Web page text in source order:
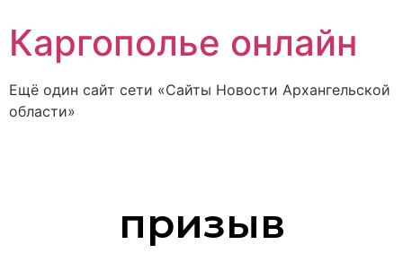
Каргополье онлайн
Ещё один сайт сети «Сайты Новости Архангельской
области»
призыв